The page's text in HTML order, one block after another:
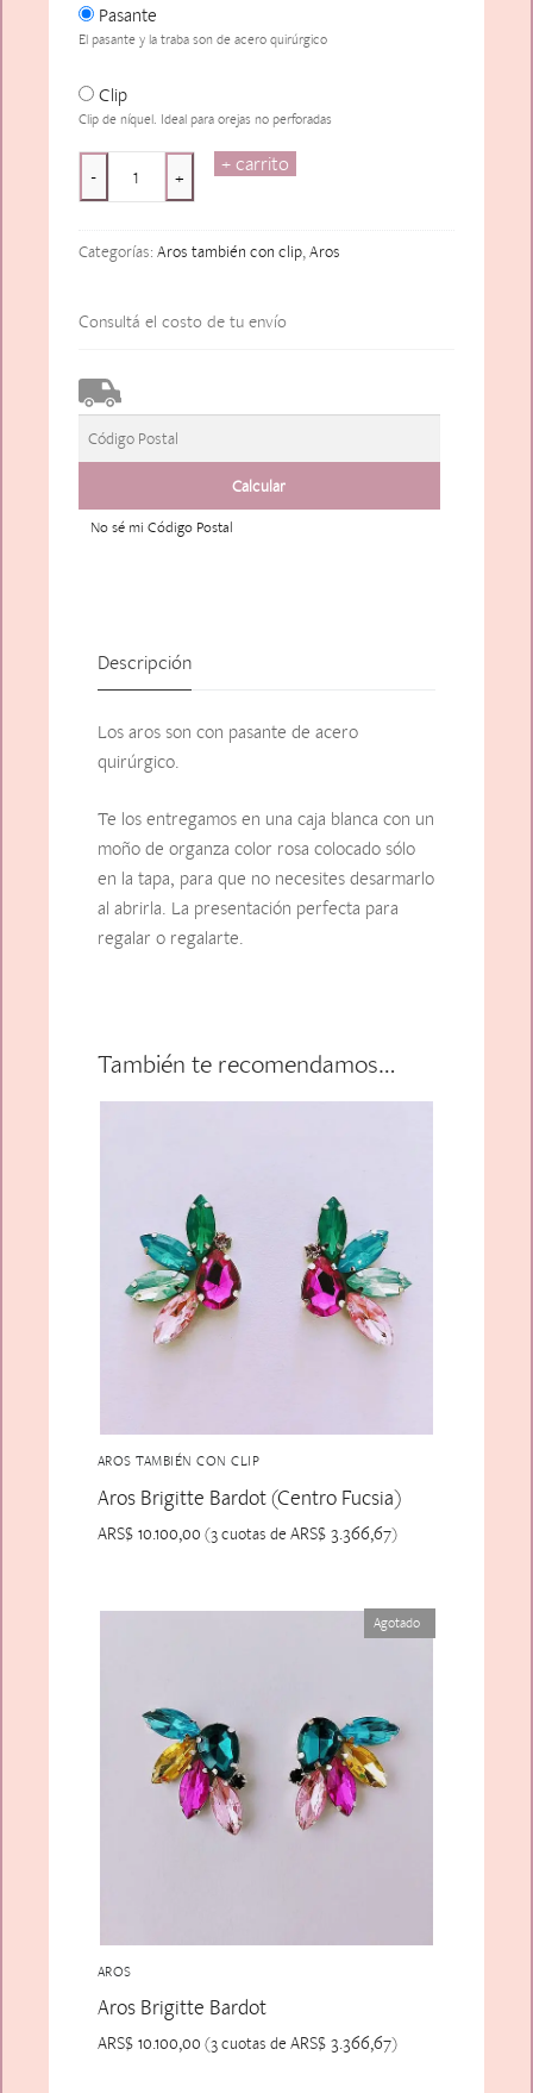
Pasante
El pasante y la traba son de acero quirúrgico
Clip
Clip de níquel. Ideal para orejas no perforadas
Brigitte
(Centro
cantidad
- +
+ carrito
Categorías: Aros también con clip,Aros
Consultá el costo de tu envío
No sé mi Código Postal
Descripción
Los aros son con pasante de acero
quirúrgico.
Te los entregamos en una caja blanca con un
moño de organza color rosa colocado sólo
en la tapa, para que no necesites desarmarlo
al abrirla. La presentación perfecta para
regalar o regalarte.
También te recomendamos…
AROS TAMBIÉN CON CLIP
Aros Brigitte Bardot (Centro Fucsia)
ARS$10.100,00 (3 cuotas de ARS$3.366,67)
AROS
Agotado
Aros Brigitte Bardot
ARS$10.100,00 (3 cuotas de ARS$3.366,67)